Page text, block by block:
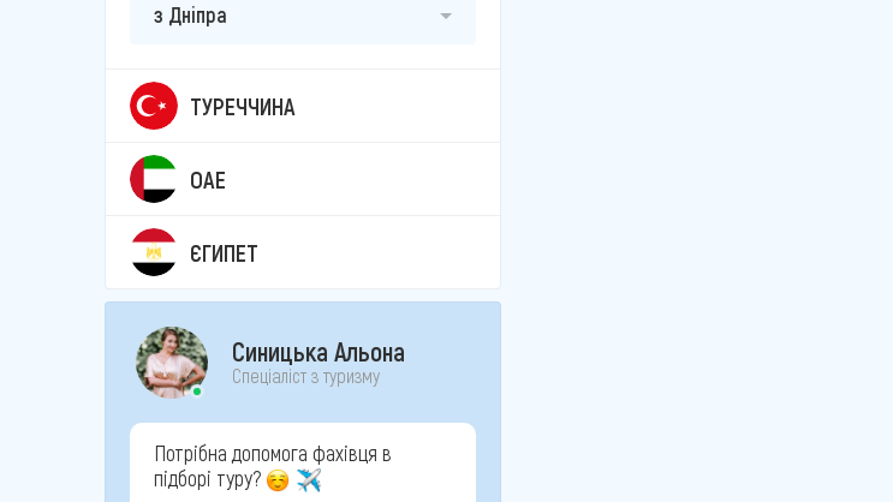
з Дніпра
ТУРЕЧЧИНА
ОАЕ
ЄГИПЕТ
Синицька Альона
Спеціаліст з туризму
Потрібна допомога фахівця в
підборі туру?